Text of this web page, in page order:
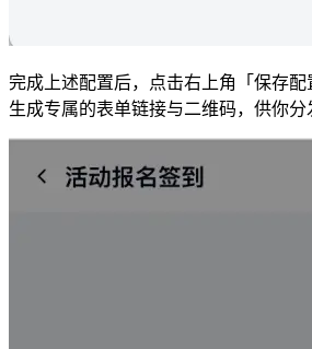
完成上述配置后，点击右上角「保存
生成专属的表单链接与二维码，供你分